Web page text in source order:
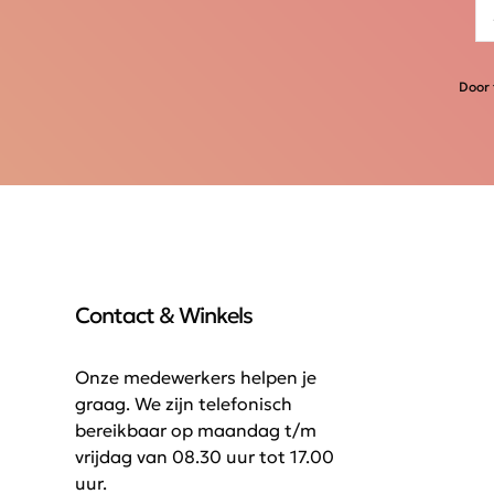
Door
Contact & Winkels
Onze medewerkers helpen je
graag. We zijn telefonisch
bereikbaar op maandag t/m
vrijdag van 08.30 uur tot 17.00
uur.